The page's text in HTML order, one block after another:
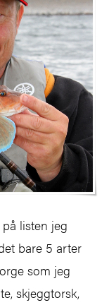
listen jeg
bare 5 arter
som jeg
skjeggtorsk,